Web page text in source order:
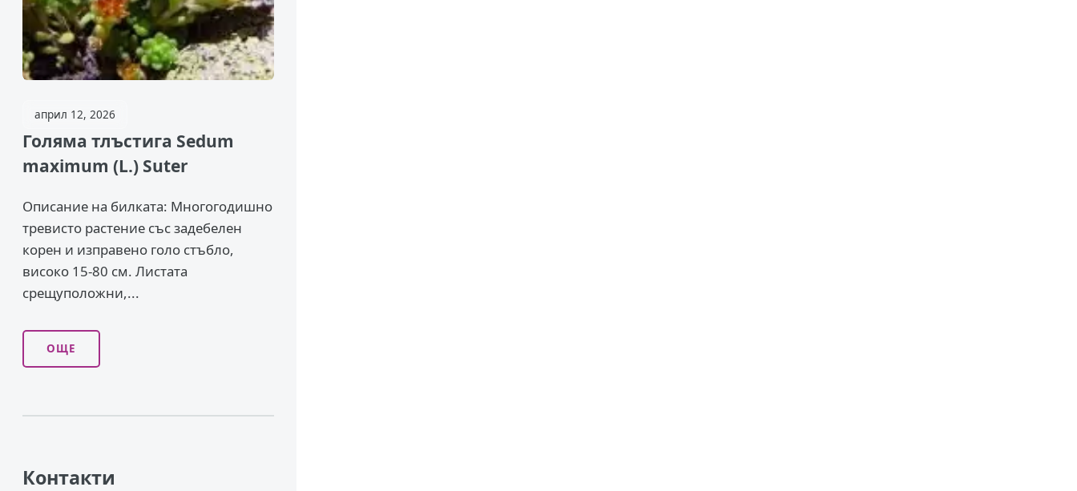
април 12, 2026
Голяма тлъстига Sedum
maximum (L.) Suter
Описание на билката: Многогодишно
тревисто растение със задебелен
корен и изправено го­ло стъбло,
високо 15-80 см. Листата
срещуположни,...
ОЩЕ
Контакти